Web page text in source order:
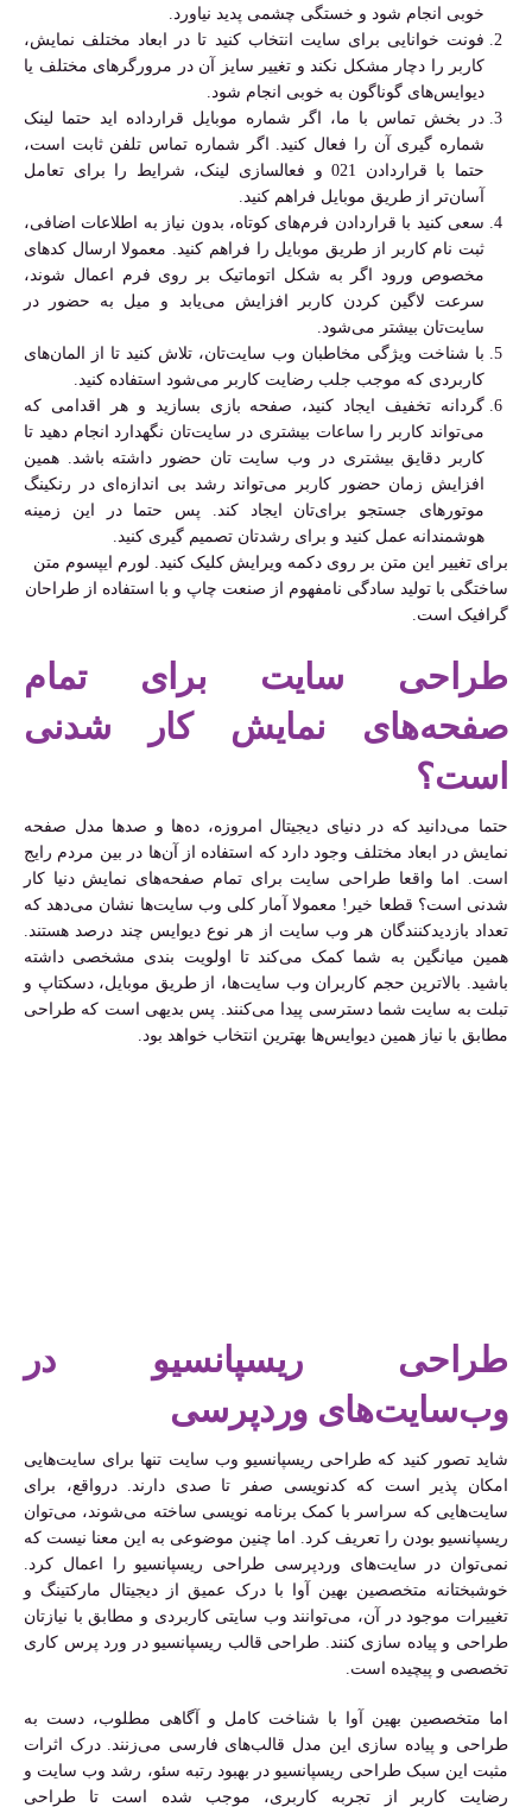
خوبی انجام شود و خستگی چشمی پدید نیاورد.
فونت خوانایی برای سایت انتخاب کنید تا در ابعاد مختلف نمایش،
کاربر را دچار مشکل نکند و تغییر سایز آن در مرورگرهای مختلف یا
دیوایس‌های گوناگون به خوبی انجام شود.
در بخش تماس با ما، اگر شماره موبایل قرارداده اید حتما لینک
شماره گیری آن را فعال کنید. اگر شماره تماس تلفن ثابت است،
حتما با قراردادن 021 و فعالسازی لینک، شرایط را برای تعامل
آسان‌تر از طریق موبایل فراهم کنید.
سعی کنید با قراردادن فرم‌های کوتاه، بدون نیاز به اطلاعات اضافی،
ثبت نام کاربر از طریق موبایل را فراهم کنید. معمولا ارسال کدهای
مخصوص ورود اگر به شکل اتوماتیک بر روی فرم اعمال شوند،
سرعت لاگین کردن کاربر افزایش می‌یابد و میل به حضور در
سایت‌تان بیشتر می‌شود.
با شناخت ویژگی مخاطبان وب سایت‌تان، تلاش کنید تا از المان‌های
کاربردی که موجب جلب رضایت کاربر می‌شود استفاده کنید.
گردانه تخفیف ایجاد کنید، صفحه بازی بسازید و هر اقدامی که
می‌تواند کاربر را ساعات بیشتری در سایت‌تان نگهدارد انجام دهید تا
کاربر دقایق بیشتری در وب سایت‌ تان حضور داشته باشد. همین
افزایش زمان حضور کاربر می‌تواند رشد بی اندازه‌ای در رنکینگ
موتورهای جستجو برای‌تان ایجاد کند. پس حتما در این زمینه
هوشمندانه عمل کنید و برای رشدتان تصمیم گیری کنید.
برای تغییر این متن بر روی دکمه ویرایش کلیک کنید. لورم ایپسوم متن
ساختگی با تولید سادگی نامفهوم از صنعت چاپ و با استفاده از طراحان
گرافیک است.
طراحی سایت برای تمام
صفحه‌های نمایش کار شدنی
است؟
حتما می‌دانید که در دنیای دیجیتال امروزه، ده‌ها و صدها مدل صفحه
نمایش در ابعاد مختلف وجود دارد که استفاده از آن‌ها در بین مردم رایج
است. اما واقعا طراحی سایت برای تمام صفحه‌های نمایش دنیا کار
شدنی است؟ قطعا خیر! معمولا آمار کلی وب سایت‌ها نشان می‌دهد که
تعداد بازدیدکنندگان هر وب سایت از هر نوع دیوایس چند درصد هستند.
همین میانگین به شما کمک می‌کند تا اولویت بندی مشخصی داشته
باشید. بالاترین حجم کاربران وب سایت‌ها، از طریق موبایل، دسکتاپ و
تبلت به سایت شما دسترسی پیدا می‌کنند. پس بدیهی است که طراحی
مطابق با نیاز همین دیوایس‌ها بهترین انتخاب خواهد بود.
طراحی ریسپانسیو در
وب‌سایت‌های‌ وردپرسی
شاید تصور کنید که طراحی ریسپانسیو وب سایت تنها برای سایت‌هایی
امکان پذیر است که کدنویسی صفر تا صدی دارند. درواقع، برای
سایت‌هایی که سراسر با کمک برنامه نویسی ساخته می‌شوند، می‌توان
ریسپانسیو بودن را تعریف کرد. اما چنین موضوعی به این معنا نیست که
نمی‌توان در سایت‌های وردپرسی طراحی ریسپانسیو را اعمال کرد.
خوشبختانه متخصصین بهین آوا با درک عمیق از دیجیتال مارکتینگ و
تغییرات موجود در آن، می‌توانند وب سایتی کاربردی و مطابق با نیازتان
طراحی و پیاده سازی کنند. طراحی قالب ریسپانسیو در ورد پرس کاری
تخصصی و پیچیده است.
اما متخصصین بهین آوا با شناخت کامل و آگاهی مطلوب، دست به
طراحی و پیاده سازی این مدل قالب‌های فارسی می‌زنند. درک اثرات
مثبت این سبک طراحی ریسپانسیو در بهبود رتبه سئو، رشد وب سایت و
رضایت کاربر از تجربه کاربری، موجب شده است تا طراحی